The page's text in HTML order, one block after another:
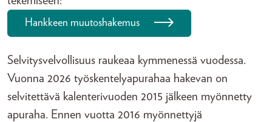
Hankkeen muutoshakemus
Selvitysvelvollisuus raukeaa kymmenessä vuodessa.
Vuonna 2026 työskentelyapurahaa hakevan on
selvitettävä kalenterivuoden 2015 jälkeen myönnetty
apuraha. Ennen vuotta 2016 myönnettyjä